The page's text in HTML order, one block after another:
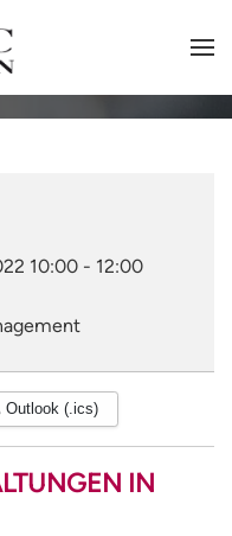
10:00 - 12:00
Outlook (.ics)
IN